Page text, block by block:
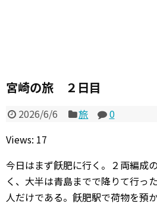
宮崎の旅 ２日目
2026/6/6 旅
0
Views: 17
今日はまず飫肥に行く。２両編成
く、大半は青島までで降りて行っ
人だけである。飫肥駅で荷物を預